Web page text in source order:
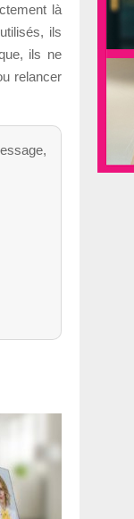
là
ils
ils ne
relancer